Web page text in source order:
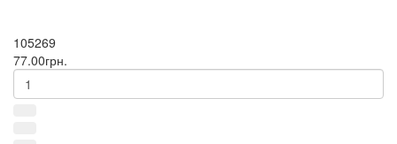
105269
77.00грн.